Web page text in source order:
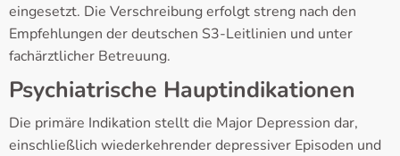
eingesetzt. Die Verschreibung erfolgt streng nach den
Empfehlungen der deutschen S3-Leitlinien und unter
fachärztlicher Betreuung.
Psychiatrische Hauptindikationen
Die primäre Indikation stellt die Major Depression dar,
einschließlich wiederkehrender depressiver Episoden und